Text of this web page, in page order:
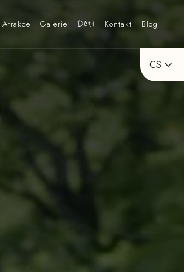
Atrakce Galerie Děti Kontakt Blog
CS